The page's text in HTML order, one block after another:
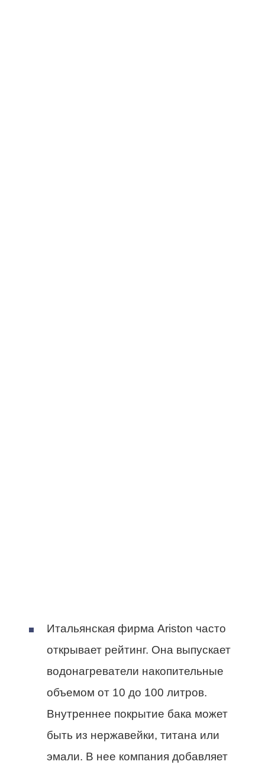
Итальянская фирма Ariston часто
открывает рейтинг. Она выпускает
водонагреватели накопительные
объемом от 10 до 100 литров.
Внутреннее покрытие бака может
быть из нержавейки, титана или
эмали. В нее компания добавляет